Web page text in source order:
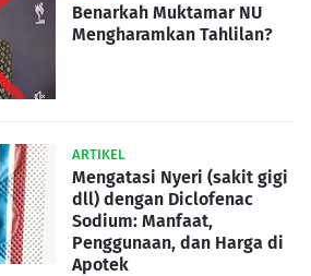
Benarkah Muktamar NU
Mengharamkan Tahlilan?
ARTIKEL
Mengatasi Nyeri (sakit gigi
dll) dengan Diclofenac
Sodium: Manfaat,
Penggunaan, dan Harga di
Apotek